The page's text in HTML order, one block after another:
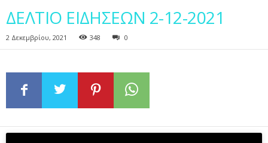
ΔΕΛΤΙΟ ΕΙΔΗΣΕΩΝ 2-12-2021
2 Δεκεμβρίου, 2021 348 0